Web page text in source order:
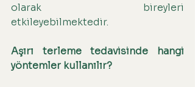
olarak bireyleri
etkileyebilmektedir.
Aşırı terleme tedavisinde hangi
yöntemler kullanılır?